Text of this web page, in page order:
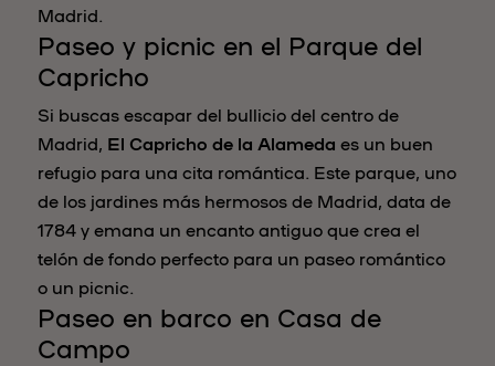
Madrid.
Paseo y picnic en el Parque del
Capricho
Si buscas escapar del bullicio del centro de
Madrid, El Capricho de la Alameda es un buen
refugio para una cita romántica. Este parque, uno
de los jardines más hermosos de Madrid, data de
1784 y emana un encanto antiguo que crea el
telón de fondo perfecto para un paseo romántico
o un picnic.
Paseo en barco en Casa de
Campo